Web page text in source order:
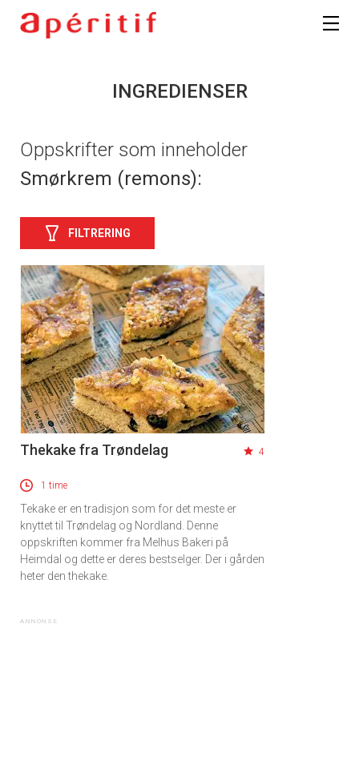
INGREDIENSER
Oppskrifter som inneholder
Smørkrem (remons):
FILTRERING
Thekake fra Trøndelag 4
1 time
Tekake er en tradisjon som for det meste er
knyttet til Trøndelag og Nordland. Denne
oppskriften kommer fra Melhus Bakeri på
Heimdal og dette er deres bestselger. Der i gården
heter den thekake.